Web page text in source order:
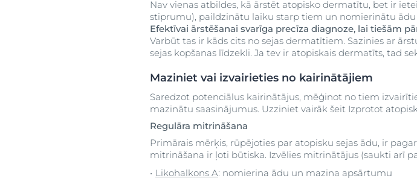
Nav vienas atbildes, kā ārstēt atopisko dermatītu, bet ir
stiprumu), paildzinātu laiku starp tiem un nomierinātu ādu
Efektīvai ārstēšanai svarīga precīza diagnoze, lai tiešām
Varbūt tas ir kāds cits no sejas dermatītiem. Sazinies ar
sejas kopšanas līdzekli. Ja tev ir atopiskais dermatīts, tad
Maziniet vai izvairieties no kairinātājiem
Saredzot potenciālus kairinātājus, mēģinot no tiem
mazinātu saasinājumus. Uzziniet vairāk šeit Izprotot
Regulāra mitrināšana
Primārais mērķis, rūpējoties par atopisku sejas ādu, ir
mitrināšana ir ļoti būtiska. Izvēlies mitrinātājus (saukti arī
Likohalkons A: nomierina ādu un mazina apsārtumu